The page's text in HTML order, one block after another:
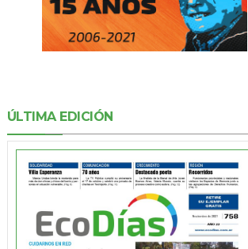
ÚLTIMA EDICIÓN